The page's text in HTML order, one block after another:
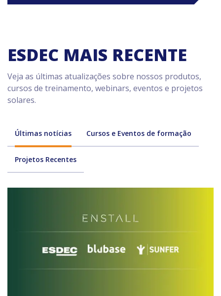
ESDEC MAIS RECENTE
Veja as últimas atualizações sobre nossos produtos,
cursos de treinamento, webinars, eventos e projetos
solares.
Últimas notícias Cursos e Eventos de formação
Projetos Recentes